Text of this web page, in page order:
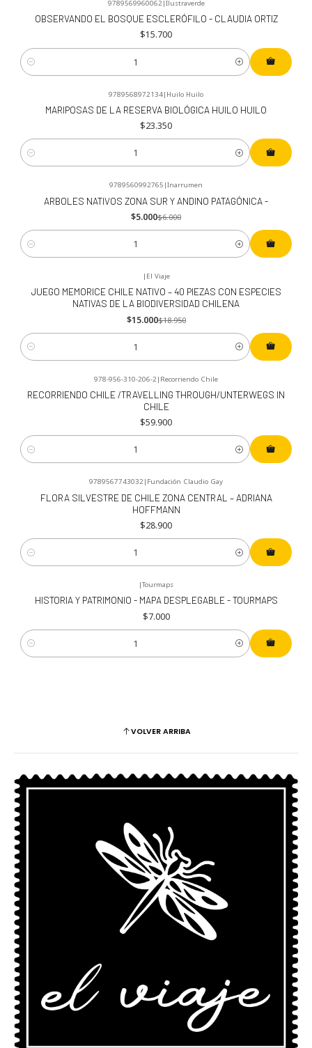
9789569960062|Ilustraverde
OBSERVANDO EL BOSQUE ESCLERÓFILO - CLAUDIA ORTIZ
$15.700
Cantidad
9789568972134| Huilo Huilo
MARIPOSAS DE LA RESERVA BIOLÓGICA HUILO HUILO
$23.350
Cantidad
9789560992765 |Inarrumen
ARBOLES NATIVOS ZONA SUR Y ANDINO PATAGÓNICA -
$5.000$6.000
Cantidad
-21% OFF
| El Viaje
JUEGO MEMORICE CHILE NATIVO – 40 PIEZAS CON ESPECIES
NATIVAS DE LA BIODIVERSIDAD CHILENA
$15.000$18.950
Cantidad
978-956-310-206-2| Recorriendo Chile
RECORRIENDO CHILE /TRAVELLING THROUGH/UNTERWEGS IN
CHILE
$59.900
Cantidad
9789567743032| Fundación Claudio Gay
FLORA SILVESTRE DE CHILE ZONA CENTRAL – ADRIANA
HOFFMANN
$28.900
Cantidad
|Tourmaps
HISTORIA Y PATRIMONIO - MAPA DESPLEGABLE - TOURMAPS
$7.000
Cantidad
VOLVER ARRIBA